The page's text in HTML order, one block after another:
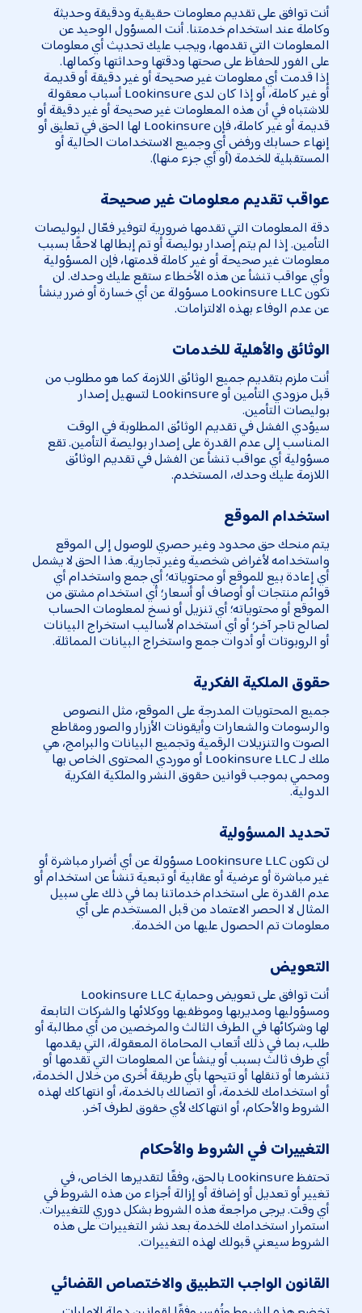
أنت توافق على تقديم معلومات حقيقية ودقيقة وحديثة
وكاملة عند استخدام خدمتنا. أنت المسؤول الوحيد عن
المعلومات التي تقدمها، ويجب عليك تحديث أي معلومات
على الفور للحفاظ على صحتها ودقتها وحداثتها وكمالها.
إذا قدمت أي معلومات غير صحيحة أو غير دقيقة أو قديمة
أو غير كاملة، أو إذا كان لدى Lookinsure أسباب معقولة
للاشتباه في أن هذه المعلومات غير صحيحة أو غير دقيقة أو
قديمة أو غير كاملة، فإن Lookinsure لها الحق في تعليق أو
إنهاء حسابك ورفض أي وجميع الاستخدامات الحالية أو
المستقبلية للخدمة (أو أي جزء منها).
عواقب تقديم معلومات غير صحيحة
دقة المعلومات التي تقدمها ضرورية لتوفير فعّال لبوليصات
التأمين. إذا لم يتم إصدار بوليصة أو تم إبطالها لاحقًا بسبب
معلومات غير صحيحة أو غير كاملة قدمتها، فإن المسؤولية
وأي عواقب تنشأ عن هذه الأخطاء ستقع عليك وحدك. لن
تكون Lookinsure LLC مسؤولة عن أي خسارة أو ضرر ينشأ
عن عدم الوفاء بهذه الالتزامات.
الوثائق والأهلية للخدمات
أنت ملزم بتقديم جميع الوثائق اللازمة كما هو مطلوب من
قبل مزودي التأمين أو Lookinsure لتسهيل إصدار
بوليصات التأمين.
سيؤدي الفشل في تقديم الوثائق المطلوبة في الوقت
المناسب إلى عدم القدرة على إصدار بوليصة التأمين. تقع
مسؤولية أي عواقب تنشأ عن الفشل في تقديم الوثائق
اللازمة عليك وحدك، المستخدم.
استخدام الموقع
يتم منحك حق محدود وغير حصري للوصول إلى الموقع
واستخدامه لأغراض شخصية وغير تجارية. هذا الحق لا يشمل
أي إعادة بيع للموقع أو محتوياته؛ أي جمع واستخدام أي
قوائم منتجات أو أوصاف أو أسعار؛ أي استخدام مشتق من
الموقع أو محتوياته؛ أي تنزيل أو نسخ لمعلومات الحساب
لصالح تاجر آخر؛ أو أي استخدام لأساليب استخراج البيانات
أو الروبوتات أو أدوات جمع واستخراج البيانات المماثلة.
حقوق الملكية الفكرية
جميع المحتويات المدرجة على الموقع، مثل النصوص
والرسومات والشعارات وأيقونات الأزرار والصور ومقاطع
الصوت والتنزيلات الرقمية وتجميع البيانات والبرامج، هي
ملك لـ Lookinsure LLC أو موردي المحتوى الخاص بها
ومحمي بموجب قوانين حقوق النشر والملكية الفكرية
الدولية.
تحديد المسؤولية
لن تكون Lookinsure LLC مسؤولة عن أي أضرار مباشرة أو
غير مباشرة أو عرضية أو عقابية أو تبعية تنشأ عن استخدام أو
عدم القدرة على استخدام خدماتنا بما في ذلك على سبيل
المثال لا الحصر الاعتماد من قبل المستخدم على أي
معلومات تم الحصول عليها من الخدمة.
التعويض
أنت توافق على تعويض وحماية Lookinsure LLC
ومسؤوليها ومديريها وموظفيها ووكلائها والشركات التابعة
لها وشركائها في الطرف الثالث والمرخصين من أي مطالبة أو
طلب، بما في ذلك أتعاب المحاماة المعقولة، التي يقدمها
أي طرف ثالث بسبب أو ينشأ عن المعلومات التي تقدمها أو
تنشرها أو تنقلها أو تتيحها بأي طريقة أخرى من خلال الخدمة،
أو استخدامك للخدمة، أو اتصالك بالخدمة، أو انتهاكك لهذه
الشروط والأحكام، أو انتهاكك لأي حقوق لطرف آخر.
التغييرات في الشروط والأحكام
تحتفظ Lookinsure بالحق، وفقًا لتقديرها الخاص، في
تغيير أو تعديل أو إضافة أو إزالة أجزاء من هذه الشروط في
أي وقت. يرجى مراجعة هذه الشروط بشكل دوري للتغييرات.
استمرار استخدامك للخدمة بعد نشر التغييرات على هذه
الشروط سيعني قبولك لهذه التغييرات.
القانون الواجب التطبيق والاختصاص القضائي